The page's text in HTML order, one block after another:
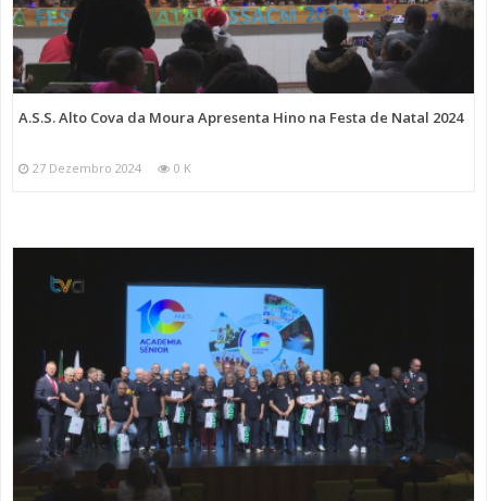
A.S.S. Alto Cova da Moura Apresenta Hino na Festa de Natal 2024
27 Dezembro 2024 0 K